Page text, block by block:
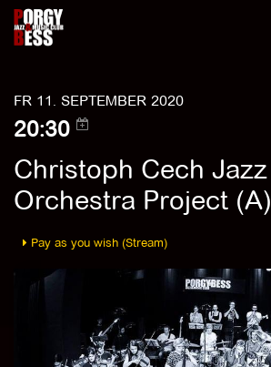
FR 11. SEPTEMBER 2020
20:30
Christoph Cech Jazz
Orchestra Project (A)
Pay as you wish (Stream)